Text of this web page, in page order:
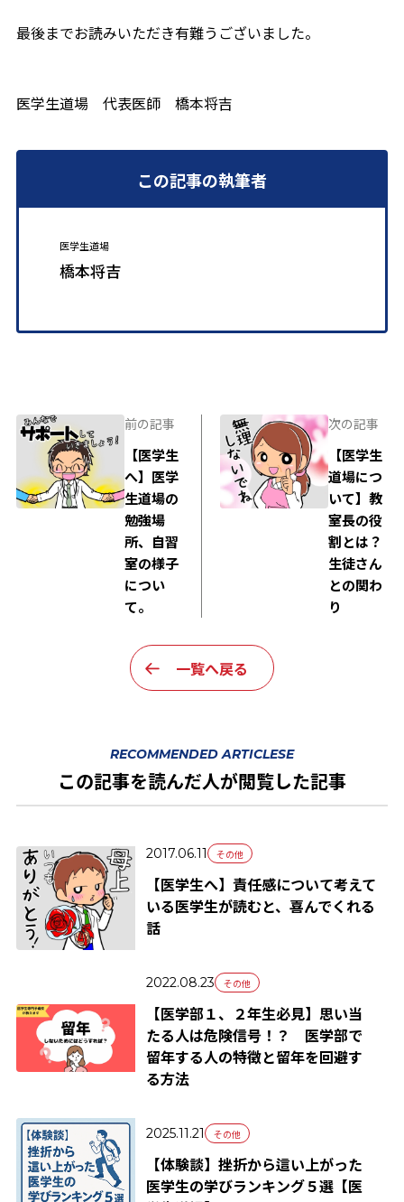
最後までお読みいただき有難うございました。
医学生道場 代表医師 橋本将吉
この記事の執筆者
医学生道場
橋本将吉
前の記事
【医学生
へ】医学
生道場の
勉強場
所、自習
室の様子
につい
て。
次の記事
【医学生
道場につ
いて】教
室長の役
割とは？
生徒さん
との関わ
り
一覧へ戻る
RECOMMENDED ARTICLESE
この記事を読んだ人が閲覧した記事
2017.06.11 その他
【医学生へ】責任感について考えて
いる医学生が読むと、喜んでくれる
話
2022.08.23 その他
【医学部１、２年生必見】思い当
たる人は危険信号！？ 医学部で
留年する人の特徴と留年を回避す
る方法
2025.11.21 その他
【体験談】挫折から這い上がった
医学生の学びランキング５選【医